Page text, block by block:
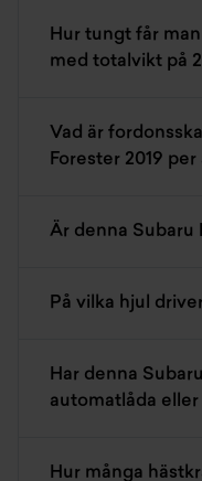
Hur tungt får
med totalvikt på
Vad är
Forester 2019 per
Är denna Subaru
På vilka hjul
Har denna
automatlåda
Hur många